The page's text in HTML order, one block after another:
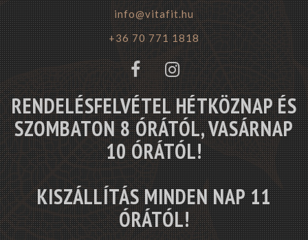
info@vitafit.hu
+36 70 771 1818
RENDELÉSFELVÉTEL HÉTKÖZNAP ÉS
SZOMBATON 8 ÓRÁTÓL, VASÁRNAP
10 ÓRÁTÓL!
KISZÁLLÍTÁS MINDEN NAP 11
ÓRÁTÓL!